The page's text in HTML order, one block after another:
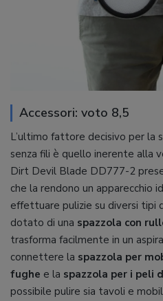
Accessori: voto 8,5
L’ultimo fattore decisivo per la
senza fili è quello inerente alla
Dirt Devil Blade DD777-2
che la rendono un apparecchio
effettuare pulizie su diversi tipi
dotato di una spazzola con
trasforma facilmente in un
connettere la spazzola per
fughe e la spazzola per i peli
possibile pulire sia tavoli e